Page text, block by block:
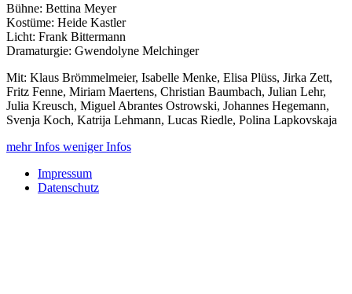
Bühne: Bettina Meyer
Kostüme: Heide Kastler
Licht: Frank Bittermann
Dramaturgie: Gwendolyne Melchinger
Mit: Klaus Brömmelmeier, Isabelle Menke, Elisa Plüss, Jirka Zett,
Fritz Fenne, Miriam Maertens, Christian Baumbach, Julian Lehr,
Julia Kreusch, Miguel Abrantes Ostrowski, Johannes Hegemann,
Svenja Koch, Katrija Lehmann, Lucas Riedle, Polina Lapkovskaja
mehr Infos weniger Infos
Impressum
Datenschutz